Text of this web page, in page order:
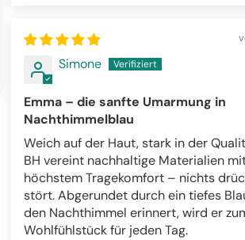
Simone
Emma – die sanfte Umarmung in
Nachthimmelblau
Weich auf der Haut, stark in der
BH vereint nachhaltige Materialien
höchstem Tragekomfort – nichts
stört. Abgerundet durch ein tiefes
den Nachthimmel erinnert, wird er
Wohlfühlstück für jeden Tag.